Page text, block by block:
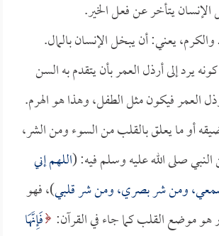
يتأخر عن فعل الخير.
يعني: أن يبخل الإنسان بالمال.
يرد إلى أرذل العمر بأن يتقدم به السن
العمر فيكون مثل الطفل، وهذا هو الهرم.
أو ما يعلق بالقلب من السوء ومن الشر،
صلى الله عليه وسلم فيه: (اللهم إني
ومن شر بصري، ومن شر قلبي)، فهو
هو موضع القلب كما جاء في القرآن: فَإِنَّهَا